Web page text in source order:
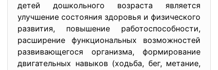
детей дошкольного возраста является
улучшение состояния здоровья и физического
развития, повышение работоспособности,
расширение функциональных возможностей
развивающегося организма, формирование
двигательных навыков (ходьба, бег, метание,